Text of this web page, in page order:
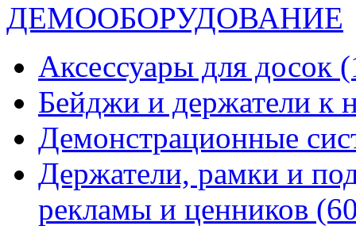
ДЕМООБОРУДОВАНИЕ
Аксессуары для досок
Бейджи и держатели к
Демонстрационные
Держатели, рамки и
рекламы и ценников